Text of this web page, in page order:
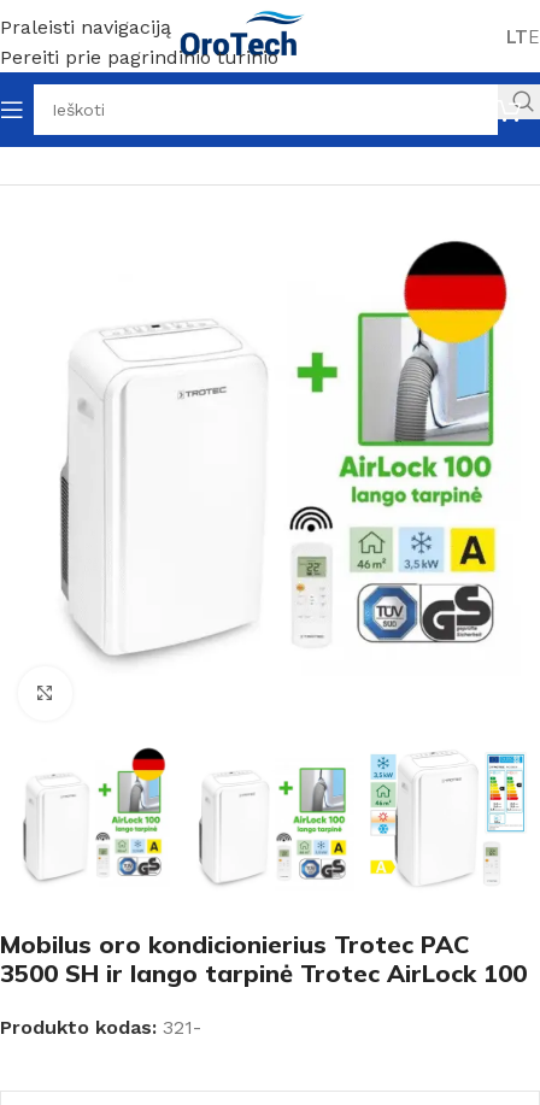
Praleisti navigaciją
Pereiti prie pagrindinio turinio
LT
Pradžia Be kategorijos
Mobilus oro kondicionierius Trotec PAC
3500 SH ir lango tarpinė Trotec AirLock 100
Produkto kodas: 321-